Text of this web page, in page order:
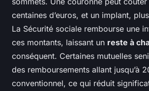
centaines d’euros, et un implant,
La Sécurité sociale rembourse une
ces montants, laissant un reste à
conséquent. Certaines mutuelles
des remboursements allant jusqu’à
conventionnel, ce qui réduit